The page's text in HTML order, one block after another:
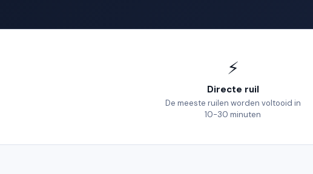
⚡
Directe ruil
De meeste ruilen worden voltooid in
10-30 minuten